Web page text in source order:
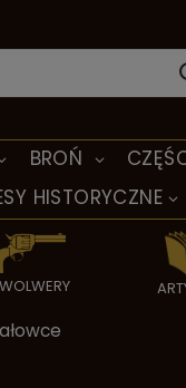
BROŃ
HISTORYCZNE